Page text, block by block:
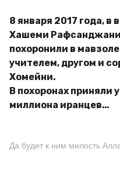
8 января 2017 года, в
Хашеми Рафсанджани
похоронили в
учителем, другом и
Хомейни.
В похоронах приняли
миллиона иранцев…
Да будет к ним милость